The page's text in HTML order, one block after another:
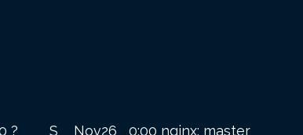
? S Nov26 0:00 nginx: master